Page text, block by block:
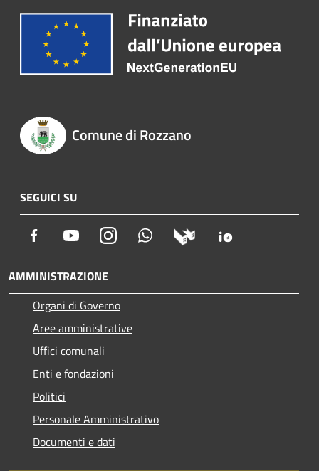
Comune di Rozzano
SEGUICI SU
Facebook YoutubeInstagram Whatsapp
AMMINISTRAZIONE
Organi di Governo
Aree amministrative
Uffici comunali
Enti e fondazioni
Politici
Personale Amministrativo
Documenti e dati